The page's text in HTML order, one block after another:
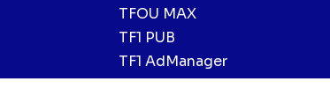
TFOU MAX
TF1 PUB
TF1 AdManager